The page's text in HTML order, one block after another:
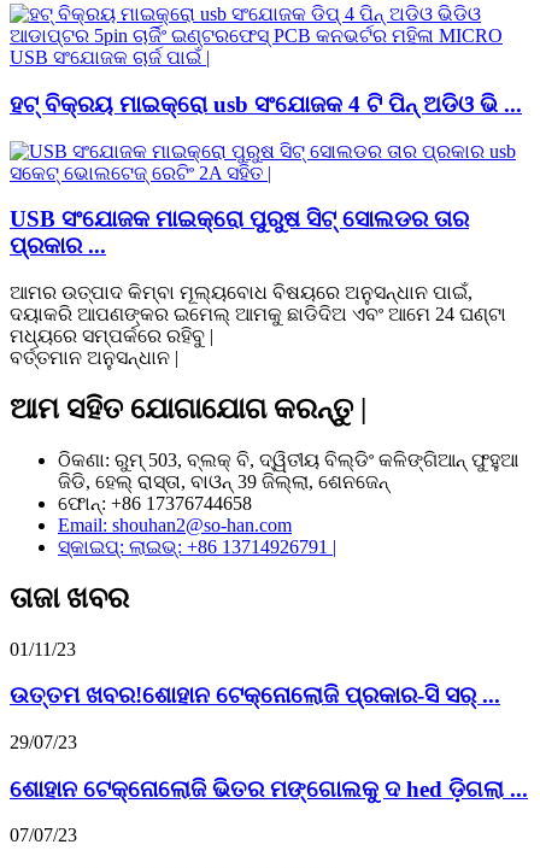
ହଟ୍ ବିକ୍ରୟ ମାଇକ୍ରୋ usb ସଂଯୋଜକ 4 ଟି ପିନ୍ ଅଡିଓ ଭି ...
USB ସଂଯୋଜକ ମାଇକ୍ରୋ ପୁରୁଷ ସିଟ୍ ସୋଲଡର ତାର
ପ୍ରକାର ...
ଆମର ଉତ୍ପାଦ କିମ୍ବା ମୂଲ୍ୟବୋଧ ବିଷୟରେ ଅନୁସନ୍ଧାନ ପାଇଁ,
ଦୟାକରି ଆପଣଙ୍କର ଇମେଲ୍ ଆମକୁ ଛାଡିଦିଅ ଏବଂ ଆମେ 24 ଘଣ୍ଟା
ମଧ୍ୟରେ ସମ୍ପର୍କରେ ରହିବୁ |
ବର୍ତ୍ତମାନ ଅନୁସନ୍ଧାନ |
ଆମ ସହିତ ଯୋଗାଯୋଗ କରନ୍ତୁ |
ଠିକଣା: ରୁମ୍ 503, ବ୍ଲକ୍ ବି, ଦ୍ୱିତୀୟ ବିଲ୍ଡିଂ କଳିଙ୍ଗିଆନ୍ ଫୁହୁଆ
ଜିଡି, ହେଲ୍ ରାସ୍ତା, ବାଓନ୍ 39 ଜିଲ୍ଲା, ଶେନଜେନ୍
ଫୋନ୍: +86 17376744658
Email: shouhan2@so-han.com
ସ୍କାଇପ୍: ଲାଇଭ୍: +86 13714926791 |
ତାଜା ଖବର
01/11/23
ଉତ୍ତମ ଖବର!ଶୋହାନ ଟେକ୍ନୋଲୋଜି ପ୍ରକାର-ସି ସର୍ ...
29/07/23
ଶୋହାନ ଟେକ୍ନୋଲୋଜି ଭିତର ମଙ୍ଗୋଲକୁ ଦ hed ଡ଼ିଗଲା ...
07/07/23